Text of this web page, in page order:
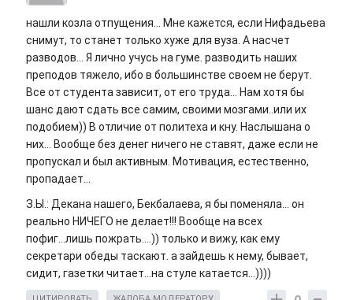
нашли козла отпущения... Мне кажется, если Нифадьева
снимут, то станет только хуже для вуза. А насчет
разводов... Я лично учусь на гуме. разводить наших
преподов тяжело, ибо в большинстве своем не берут.
Все от студента зависит, от его труда... Нам хотя бы
шанс дают сдать все самим, своими мозгами..или их
подобием)) В отличие от политеха и кну. Наслышана о
них... Вообще без денег ничего не ставят, даже если не
пропускал и был активным. Мотивация, естественно,
пропадает...
З.Ы.: Декана нашего, Бекбалаева, я бы поменяла... он
реально НИЧЕГО не делает!!! Вообще на всех
пофиг...лишь пожрать....)) только и вижу, как ему
секретари обеды таскают. а зайдешь к нему, бывает,
сидит, газетки читает...на стуле катается...))))